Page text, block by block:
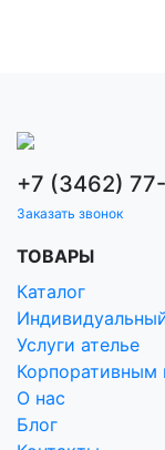
+7 (3462)
Заказать звонок
ТОВАРЫ
Каталог
Услуги ателье
Корпоративным
О нас
Блог